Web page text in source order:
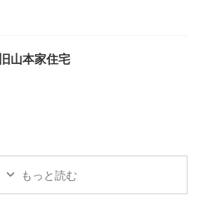
山本家住宅
もっと読む